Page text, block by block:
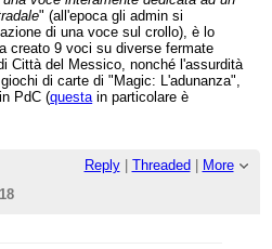
" (all'epoca gli admin si
di una voce sul crollo), è lo
creato 9 voci su diverse fermate
Città del Messico, nonché l'assurdità
di carte di "Magic: L'adunanza",
PdC (questa in particolare è
Reply| Threaded | More